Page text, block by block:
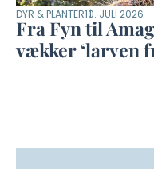
DYR & PLANTER10. JULI 2026
Fra Fyn til
vækker ‘larven